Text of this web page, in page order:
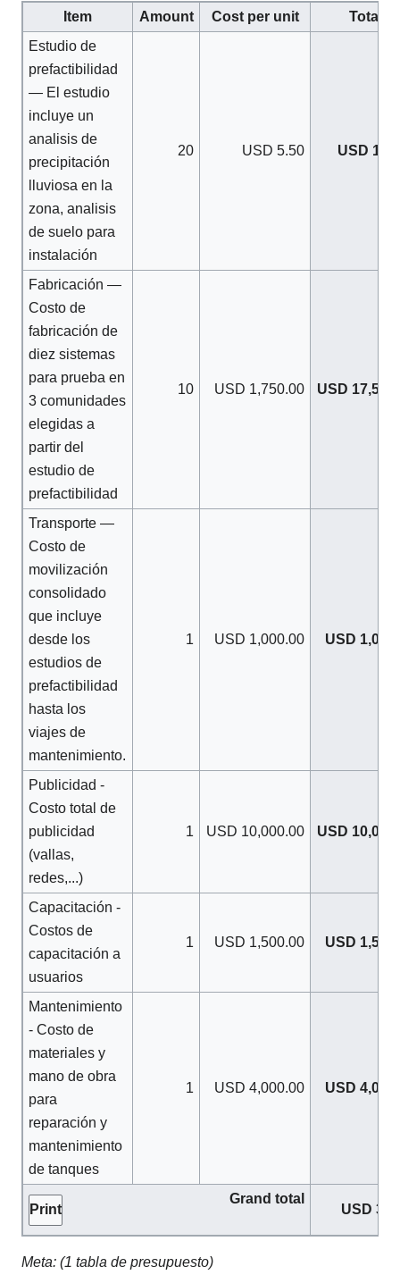
Item Amount Cost per unit
Total
Estudio de
prefactibilidad
— El estudio
incluye un
analisis de
precipitación
lluviosa en la
zona, analisis
de suelo para
instalación
20 USD 5.50 USD
Fabricación —
Costo de
fabricación de
diez sistemas
para prueba en
3 comunidades
elegidas a
partir del
estudio de
prefactibilidad
10 USD 1,750.00 USD
Transporte —
Costo de
movilización
consolidado
que incluye
desde los
estudios de
prefactibilidad
hasta los
viajes de
mantenimiento.
1 USD 1,000.00 USD
Publicidad -
Costo total de
publicidad
(vallas,
redes,...)
1 USD 10,000.00 USD
Capacitación -
Costos de
capacitación a
usuarios
1 USD 1,500.00 USD
Mantenimiento
- Costo de
materiales y
mano de obra
para
reparación y
mantenimiento
de tanques
1 USD 4,000.00 USD
Print
Grand total
USD
Meta: (1 tabla de presupuesto)